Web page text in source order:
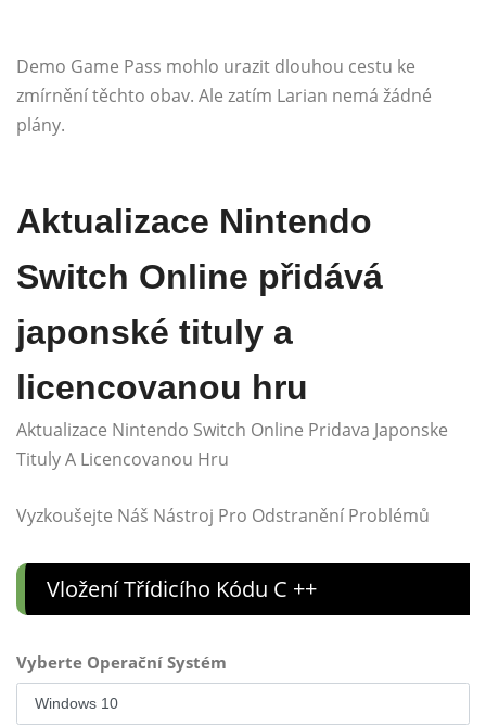
Demo Game Pass mohlo urazit dlouhou cestu ke
zmírnění těchto obav. Ale zatím Larian nemá žádné
plány.
Aktualizace Nintendo
Switch Online přidává
japonské tituly a
licencovanou hru
Aktualizace Nintendo Switch Online Pridava Japonske
Tituly A Licencovanou Hru
Vyzkoušejte Náš Nástroj Pro Odstranění Problémů
Vložení Třídicího Kódu C ++
Vyberte Operační Systém